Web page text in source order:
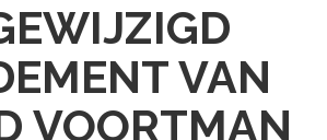
VAN
VOORTMAN